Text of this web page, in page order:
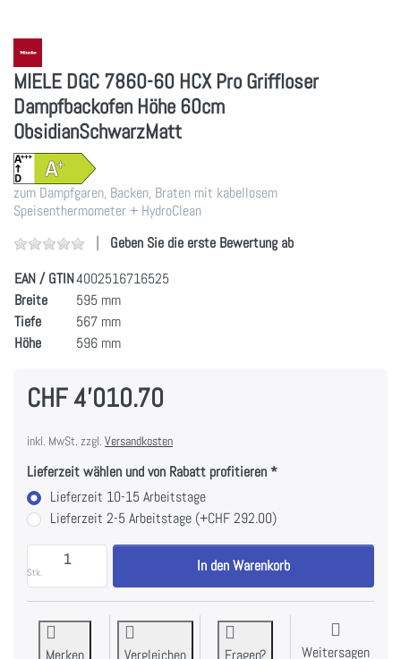
MIELE DGC 7860-60 HCX Pro Griffloser
Dampfbackofen Höhe 60cm
ObsidianSchwarzMatt
zum Dampfgaren, Backen, Braten mit kabellosem
Speisenthermometer + HydroClean
Geben Sie die erste Bewertung ab
EAN / GTIN4002516716525
Breite
595 mm
Tiefe
567 mm
Höhe
596 mm
CHF 4'010.70
inkl. MwSt. zzgl. Versandkosten
Lieferzeit wählen und von Rabatt profitieren
Lieferzeit 10-15 Arbeitstage
Lieferzeit 2-5 Arbeitstage (+CHF 292.00)
Stk.
MIELE DGC 7860-60 HCX Pro Griffloser
In den Warenkorb
Merken Vergleichen Fragen? Weitersagen